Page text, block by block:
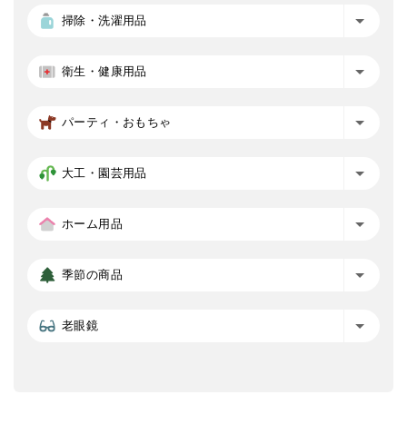
掃除・洗濯用品
衛生・健康用品
パーティ・おもちゃ
大工・園芸用品
ホーム用品
季節の商品
老眼鏡